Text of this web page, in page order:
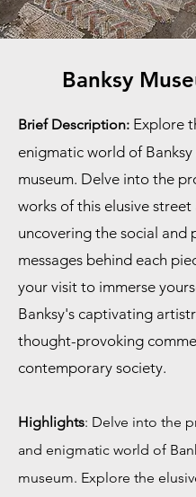
Banksy
Brief Description: Explore
enigmatic world of
museum. Delve into the
works of this elusive street
uncovering the social and
messages behind each
your visit to immerse
Banksy's captivating
thought-provoking
contemporary society.
Highlights: Delve into the
and enigmatic world of
museum. Explore the